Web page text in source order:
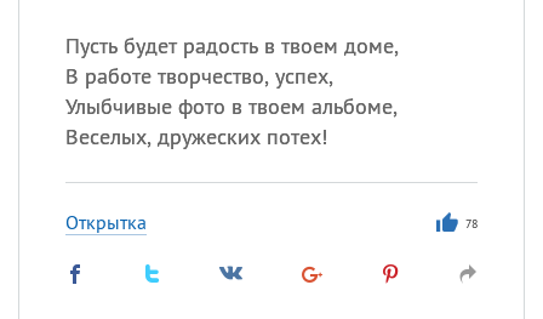
Пусть будет радость в твоем доме,
В работе творчество, успех,
Улыбчивые фото в твоем альбоме,
Веселых, дружеских потех!
Открытка 78